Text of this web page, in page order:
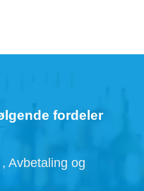
velges
fordeler
Avbetaling og